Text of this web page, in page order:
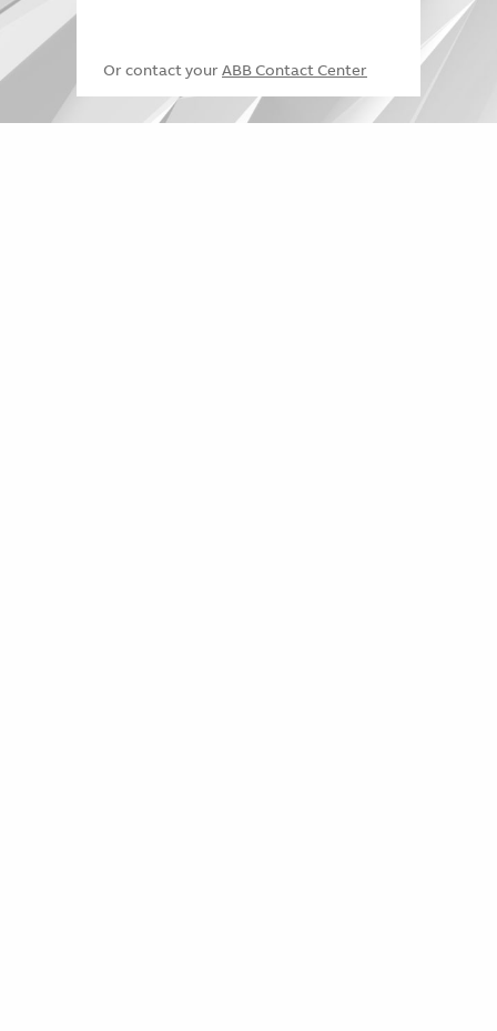
Or contact your ABB Contact Center